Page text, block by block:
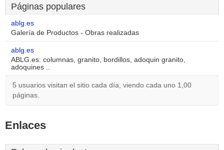
Páginas populares
ablg.es
Galería de Productos - Obras realizadas
ablg.es
ABLG.es: columnas, granito, bordillos, adoquin granito,
adoquines ..
5 usuarios visitan el sitio cada día, viendo cada uno 1,00
páginas.
Enlaces